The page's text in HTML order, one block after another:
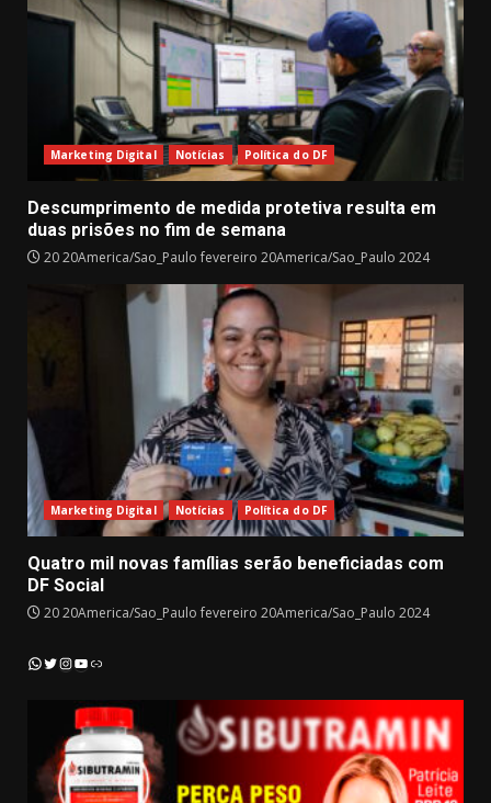
Marketing Digital Notícias Política do DF
Descumprimento de medida protetiva resulta em
duas prisões no fim de semana
20 20America/Sao_Paulo fevereiro 20America/Sao_Paulo 2024
Marketing Digital Notícias Política do DF
Quatro mil novas famílias serão beneficiadas com
DF Social
20 20America/Sao_Paulo fevereiro 20America/Sao_Paulo 2024
WhatsApp
Twitter
Instagram
YouTube
Link